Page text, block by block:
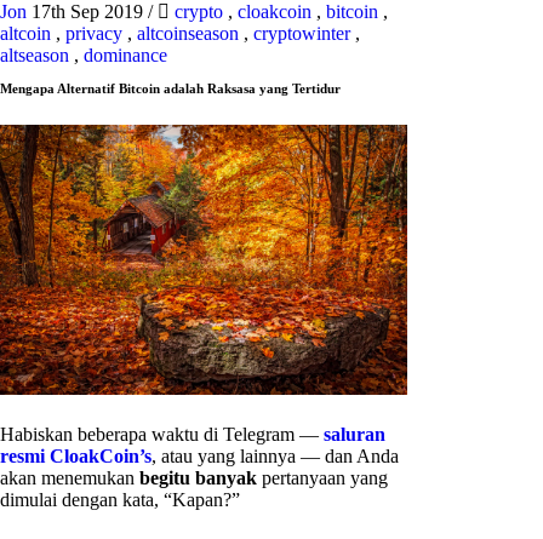
Jon 17th Sep 2019 / crypto , cloakcoin , bitcoin ,
altcoin , privacy , altcoinseason , cryptowinter,
altseason , dominance
Mengapa Alternatif Bitcoin adalah Raksasa yang Tertidur
Habiskan beberapa waktu di Telegram — saluran
resmi CloakCoin’s, atau yang lainnya — dan Anda
akan menemukan begitu banyak pertanyaan yang
dimulai dengan kata, “Kapan?”